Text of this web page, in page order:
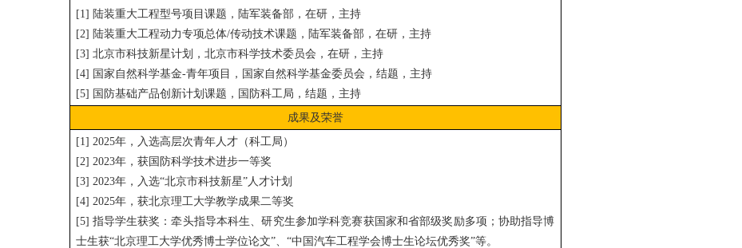
[1] 陆装重大工程型号项目课题，陆军装备部，在研，主持
[2] 陆装重大工程动力专项总体/传动技术课题，陆军装备部，在研，主持
[3] 北京市科技新星计划，北京市科学技术委员会，在研，主持
[4] 国家自然科学基金-青年项目，国家自然科学基金委员会，结题，主持
[5] 国防基础产品创新计划课题，国防科工局，结题，主持
成果及荣誉
[1] 2025年，入选高层次青年人才（科工局）
[2] 2023年，获国防科学技术进步一等奖
[3] 2023年，入选“北京市科技新星”人才计划
[4] 2025年，获北京理工大学教学成果二等奖
[5] 指导学生获奖：牵头指导本科生、研究生参加学科竞赛获国家和省部级奖励多项；协助指导博
士生获“北京理工大学优秀博士学位论文”、“中国汽车工程学会博士生论坛优秀奖”等。